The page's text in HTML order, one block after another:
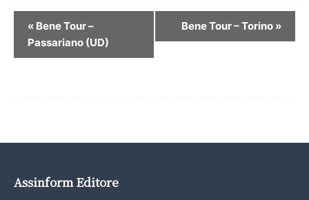
« Bene Tour –
Passariano (UD)
Bene Tour – Torino »
Assinform Editore